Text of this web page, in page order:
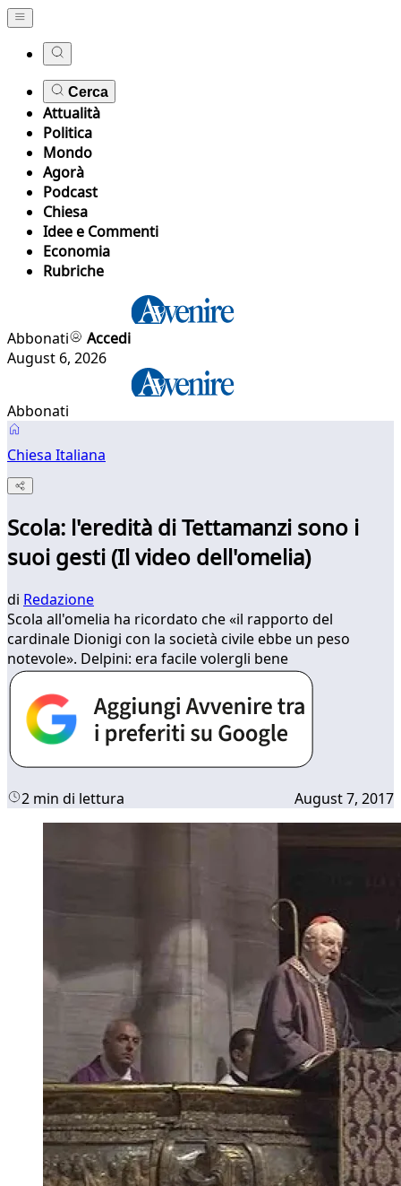
Cerca
Attualità
Politica
Mondo
Agorà
Podcast
Chiesa
Idee e Commenti
Economia
Rubriche
Abbonati
Accedi
August 6, 2026
Abbonati
Chiesa Italiana
Scola: l'eredità di Tettamanzi sono i
suoi gesti (Il video dell'omelia)
di Redazione
Scola all'omelia ha ricordato che «il rapporto del
cardinale Dionigi con la società civile ebbe un peso
notevole». Delpini: era facile volergli bene
2 min di lettura August 7, 2017